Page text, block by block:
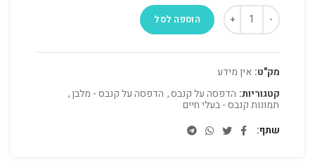
הוספה לסל
מק"ט: אין מידע
קטגוריות: הדפסה על קנבס, הדפסה על קנבס - מלבן,
תמונות קנבס - בעלי חיים
שתף